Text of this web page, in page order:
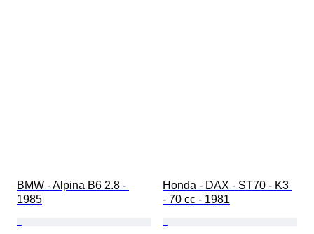
BMW - Alpina B6 2.8 -
1985
Honda - DAX - ST70 - K3
- 70 cc - 1981